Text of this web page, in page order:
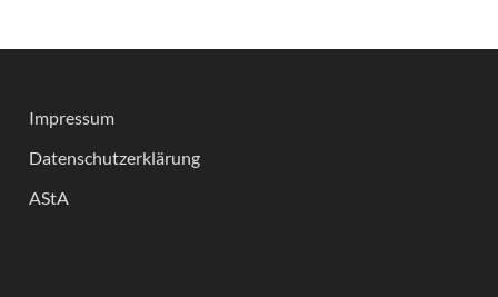
Impressum
Datenschutzerklärung
AStA